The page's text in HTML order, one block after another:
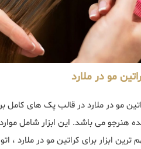
مو در ملارد
مو در ملارد در قالب پک های کامل
هنرجو می باشد. این ابزار شامل